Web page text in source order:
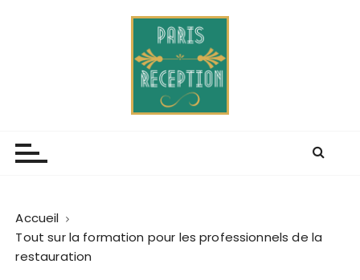
Accueil
Tout sur la formation pour les professionnels de la
restauration